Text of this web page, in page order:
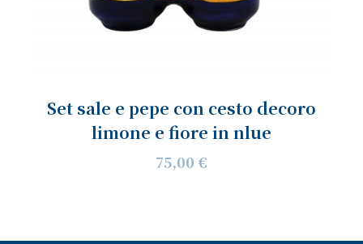
Set sale e pepe con cesto decoro
limone e fiore in nlue
75,00 €